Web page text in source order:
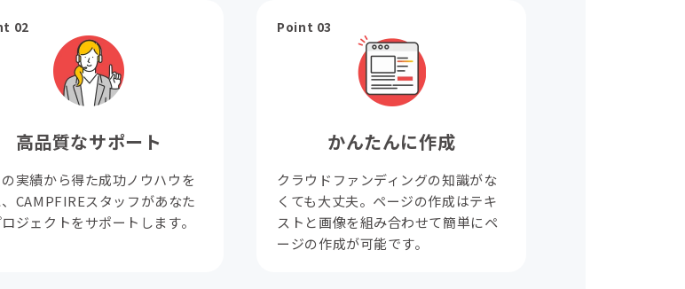
02
高品質なサポート
実績から得た成功ノウハウを
CAMPFIREスタッフがあなた
ジェクトをサポートします。
Point 03
かんたんに作成
クラウドファンディングの知識がな
くても大丈夫。ページの作成はテキ
ストと画像を組み合わせて簡単にペ
ージの作成が可能です。